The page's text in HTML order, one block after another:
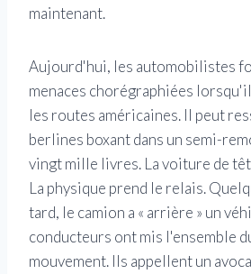
maintenant.
Aujourd'hui, les automobilistes
menaces chorégraphiées
les routes américaines. Il peut
berlines boxant dans un semi-
vingt mille livres. La voiture de
La physique prend le relais.
tard, le camion a « arrière » un
conducteurs ont mis l'ensemble
mouvement. Ils appellent un